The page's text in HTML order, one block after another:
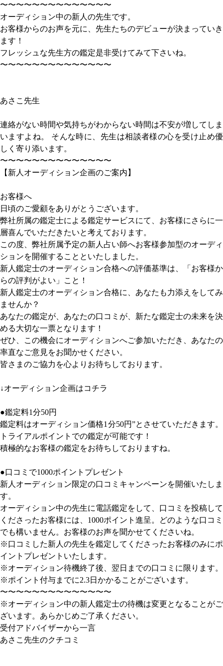
〜〜〜〜〜〜〜〜〜〜〜〜〜〜
オーディション中の新人の先生です。
お客様からのお声を元に、先生たちのデビューが決まっていき
ます！
フレッシュな先生方の鑑定是非受けてみて下さいね。
〜〜〜〜〜〜〜〜〜〜〜〜〜〜
あさこ先生
連絡がない時間や気持ちがわからない時間は不安が増してしま
いますよね。 そんな時に、先生は相談者様の心を受け止め優
しく寄り添います。
〜〜〜〜〜〜〜〜〜〜〜〜〜〜
【新人オーディション企画のご案内】
お客様へ
日頃のご愛顧をありがとうございます。
弊社所属の鑑定士による鑑定サービスにて、お客様にさらに一
層喜んでいただきたいと考えております。
この度、弊社所属予定の新人占い師へお客様参加型のオーディ
ションを開催することといたしました。
新人鑑定士のオーディション合格への評価基準は、「お客様か
らの評判がよい」こと！
新人鑑定士のオーディション合格に、あなたも力添えをしてみ
ませんか？
あなたの鑑定が、あなたの口コミが、新たな鑑定士の未来を決
める大切な一票となります！
ぜひ、この機会にオーディションへご参加いただき、あなたの
率直なご意見をお聞かせください。
皆さまのご協力を心よりお待ちしております。
↓オーディション企画はコチラ
●鑑定料1分50円
鑑定料はオーディション価格1分50円”とさせていただきます。
トライアルポイントでの鑑定が可能です！
積極的なお客様の鑑定をお待ちしておりますね。
●口コミで1000ポイントプレゼント
新人オーディション限定の口コミキャンペーンを開催いたしま
す。
オーディション中の先生に電話鑑定をして、口コミを投稿して
くださったお客様には、1000ポイント進呈。どのような口コミ
でも構いません。お客様のお声を聞かせてくださいね。
※口コミした新人の先生を鑑定してくださったお客様のみにポ
イントプレゼントいたします。
※オーディション待機終了後、翌日までの口コミに限ります。
※ポイント付与までに2.3日かかることがございます。
〜〜〜〜〜〜〜〜〜〜〜〜〜〜
※オーディション中の新人鑑定士の待機は変更となることがご
ざいます。あらかじめご了承ください。
受付アドバイザーから一言
あさこ先生のクチコミ